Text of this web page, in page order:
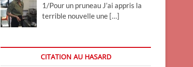
1/Pour un pruneau J’ai appris la
terrible nouvelle une […]
CITATION AU HASARD